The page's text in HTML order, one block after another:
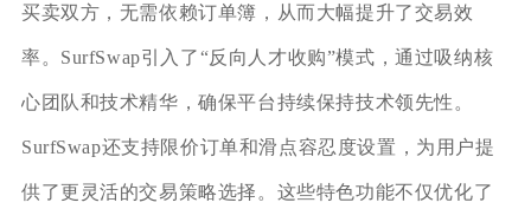
买卖双方，无需依赖订单簿，从而大幅提升了交易效
率。SurfSwap引入了“反向人才收购”模式，通过吸纳核
心团队和技术精华，确保平台持续保持技术领先性。
SurfSwap还支持限价订单和滑点容忍度设置，为用户提
供了更灵活的交易策略选择。这些特色功能不仅优化了